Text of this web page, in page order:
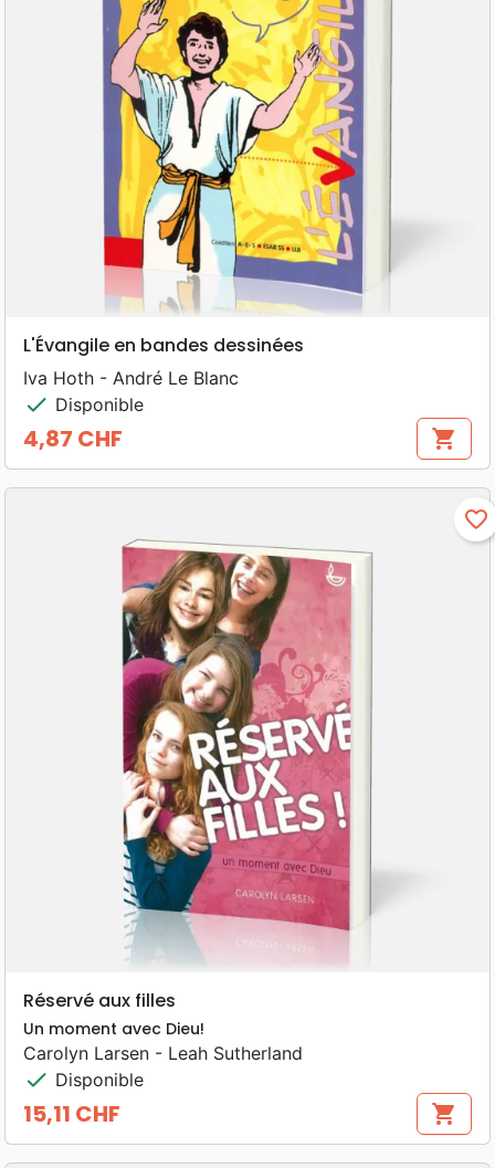
L'Évangile en bandes dessinées
Iva Hoth - André Le Blanc
check Disponible
Prix
4,87 CHF shopping_cart
favorite_border
Réservé aux filles
Un moment avec Dieu!
Carolyn Larsen - Leah Sutherland
check Disponible
Prix
15,11 CHF shopping_cart